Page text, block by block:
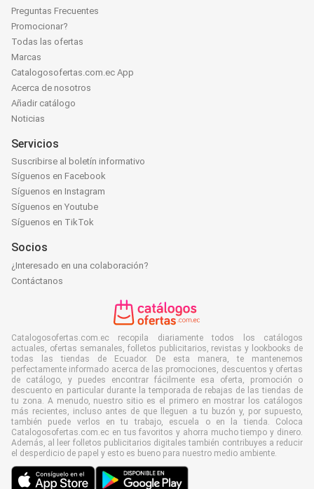
Preguntas Frecuentes
Promocionar?
Todas las ofertas
Marcas
Catalogosofertas.com.ec App
Acerca de nosotros
Añadir catálogo
Noticias
Servicios
Suscribirse al boletín informativo
Síguenos en Facebook
Síguenos en Instagram
Síguenos en Youtube
Síguenos en TikTok
Socios
¿Interesado en una colaboración?
Contáctanos
Catalogosofertas.com.ec recopila diariamente todos los catálogos
actuales, ofertas semanales, folletos publicitarios, revistas y lookbooks de
todas las tiendas de Ecuador. De esta manera, te mantenemos
perfectamente informado acerca de las promociones, descuentos y ofertas
de catálogo, y puedes encontrar fácilmente esa oferta, promoción o
descuento en particular durante la temporada de rebajas de las tiendas de
tu zona. A menudo, nuestro sitio es el primero en mostrar los catálogos
más recientes, incluso antes de que lleguen a tu buzón y, por supuesto,
también puede verlos en tu trabajo, escuela o en la tienda. Coloca
Catalogosofertas.com.ec en tus favoritos y ahorra mucho tiempo y dinero.
Además, al leer folletos publicitarios digitales también contribuyes a reducir
el desperdicio de papel y esto es bueno para nuestro medio ambiente.